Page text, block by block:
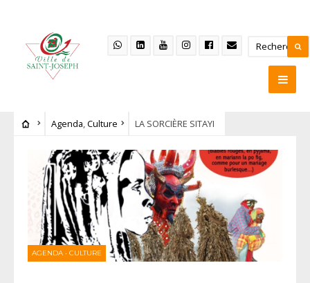
Agenda,Culture LA SORCIÈRE SITAYI
AGENDA • CULTURE